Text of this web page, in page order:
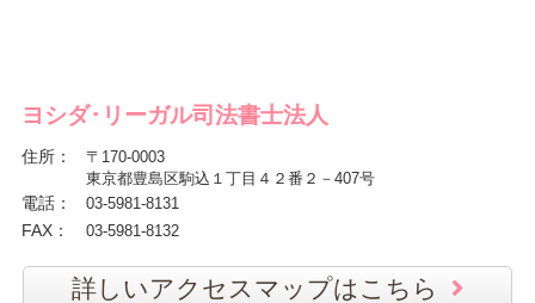
ヨシダ･リーガル司法書士法人
住所：
〒170-0003
東京都豊島区駒込１丁目４２番２－407号
電話： 03-5981-8131
FAX： 03-5981-8132
詳しいアクセスマップはこちら